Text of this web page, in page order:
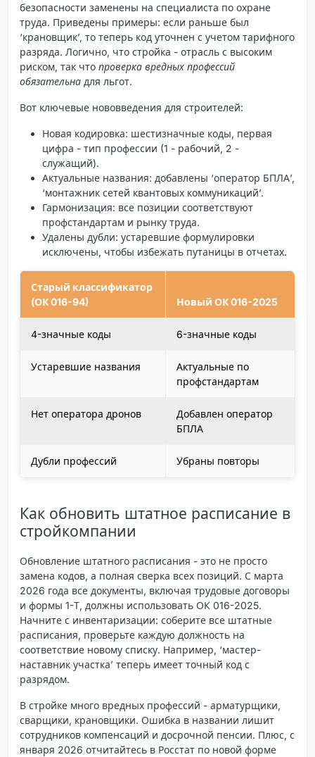
безопасности заменены на специалиста по охране
труда. Приведены примеры: если раньше был
‘крановщик’, то теперь код уточнен с учетом тарифного
разряда. Логично, что стройка - отрасль с высоким
риском, так что проверка вредных профессий
обязательна для льгот.
Вот ключевые нововведения для строителей:
Новая кодировка: шестизначные коды, первая
цифра - тип профессии (1 - рабочий, 2 -
служащий).
Актуальные названия: добавлены ‘оператор БПЛА’,
‘монтажник сетей квантовых коммуникаций’.
Гармонизация: все позиции соответствуют
профстандартам и рынку труда.
Удалены дубли: устаревшие формулировки
исключены, чтобы избежать путаницы в отчетах.
Старый классификатор
(ОК 016-94)
Новый ОК 016-2025
4-значные коды 6-значные коды
Устаревшие названия
Актуальные по
профстандартам
Нет оператора дронов
Добавлен оператор
БПЛА
Дубли профессий Убраны повторы
Как обновить штатное расписание в
стройкомпании
Обновление штатного расписания - это не просто
замена кодов, а полная сверка всех позиций. С марта
2026 года все документы, включая трудовые договоры
и формы 1-Т, должны использовать ОК 016-2025.
Начните с инвентаризации: соберите все штатные
расписания, проверьте каждую должность на
соответствие новому списку. Например, ‘мастер-
наставник участка’ теперь имеет точный код с
разрядом.
В стройке много вредных профессий - арматурщики,
сварщики, крановщики. Ошибка в названии лишит
сотрудников компенсаций и досрочной пенсии. Плюс, с
января 2026 отчитайтесь в Росстат по новой форме